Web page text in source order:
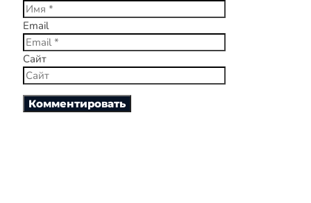
Email
Сайт